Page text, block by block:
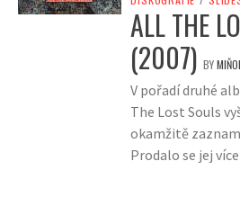
ALL THE
(2007) BY
V pořadí druhé
The Lost Souls
okamžitě
Prodalo se jej